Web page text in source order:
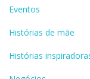
Eventos
Histórias de mãe
Histórias